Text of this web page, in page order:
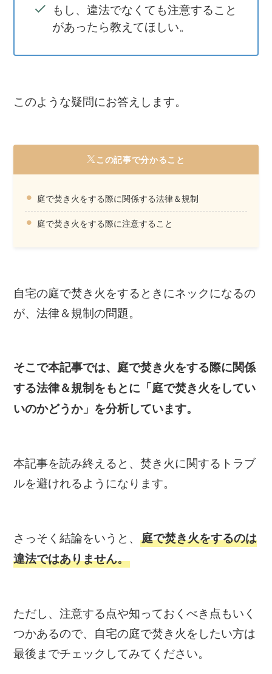
もし、違法でなくても注意すること
があったら教えてほしい。
このような疑問にお答えします。
この記事で分かること
庭で焚き火をする際に関係する法律＆規制
庭で焚き火をする際に注意すること
自宅の庭で焚き火をするときにネックになるの
が、法律＆規制の問題。
そこで本記事では、庭で焚き火をする際に関係
する法律＆規制をもとに「庭で焚き火をしてい
いのかどうか」を分析しています。
本記事を読み終えると、焚き火に関するトラブ
ルを避けれるようになります。
さっそく結論をいうと、庭で焚き火をするのは
違法ではありません。
ただし、注意する点や知っておくべき点もいく
つかあるので、自宅の庭で焚き火をしたい方は
最後までチェックしてみてください。